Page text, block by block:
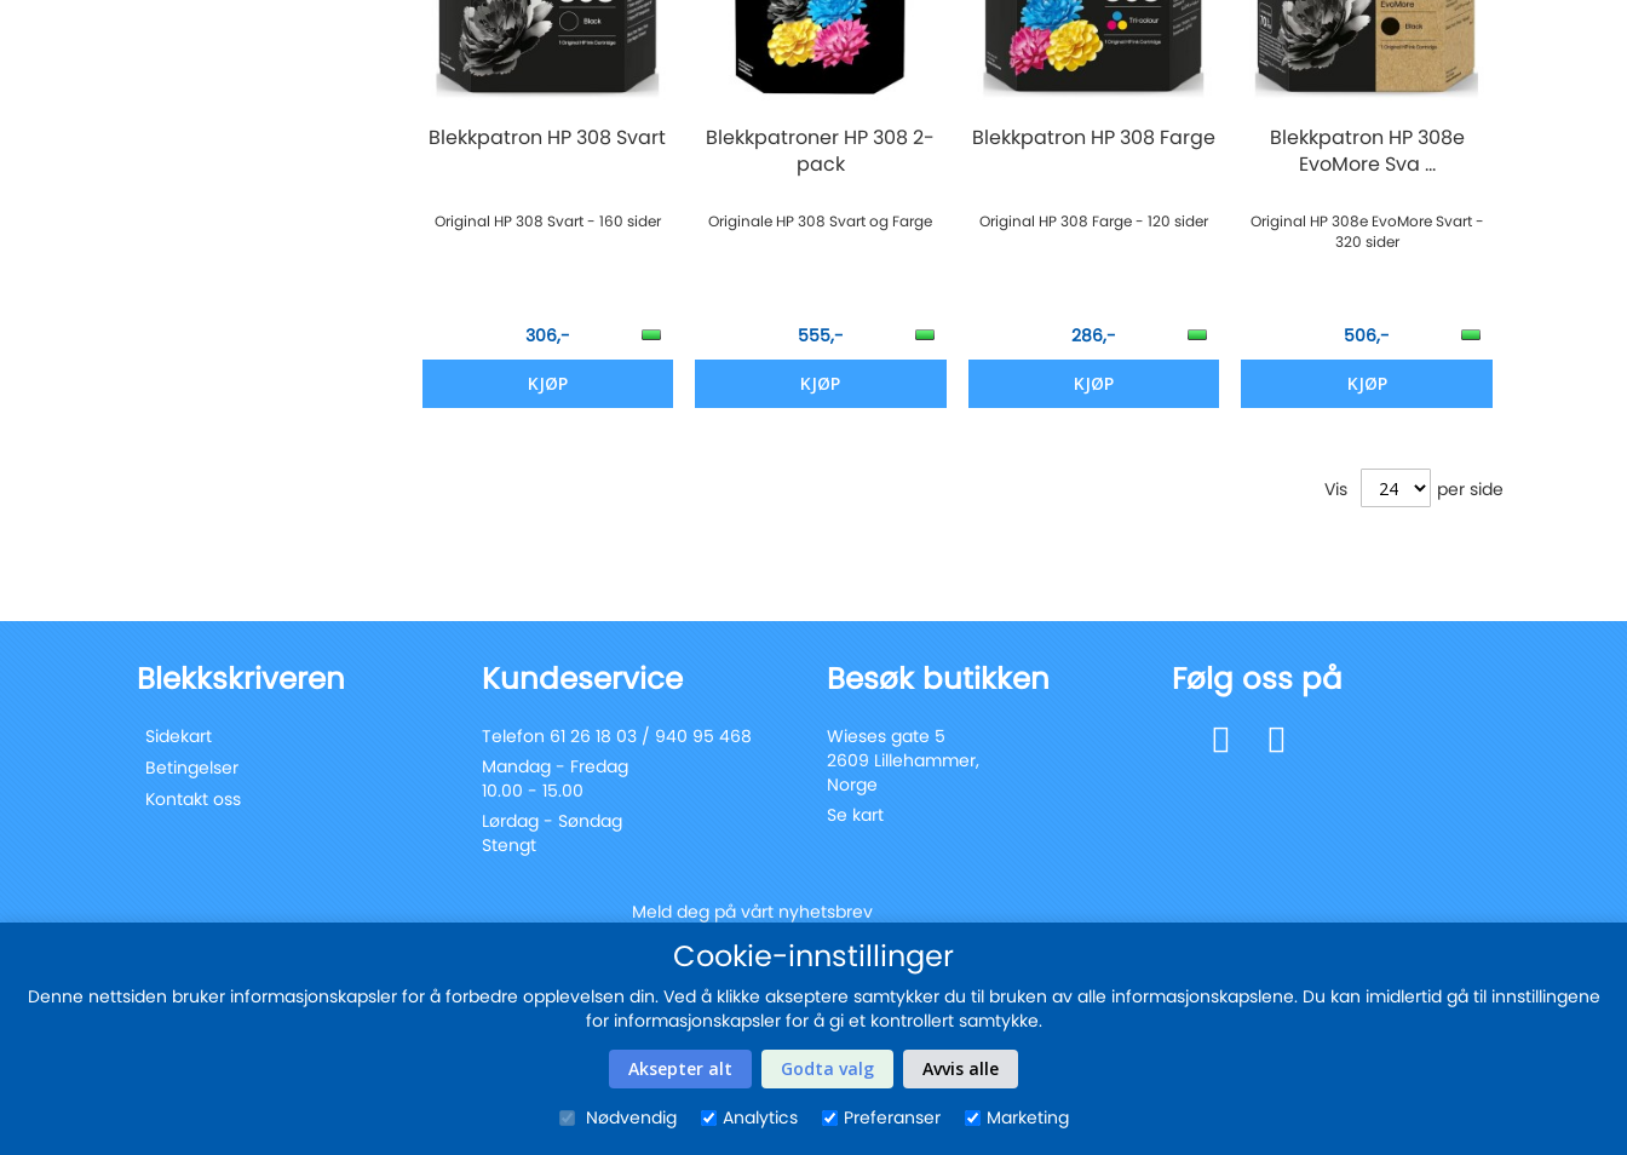
Blekkpatron HP 308 Svart
Original HP 308 Svart - 160 sider
306,-
KJØP
Blekkpatroner HP 308 2-
pack
Originale HP 308 Svart og Farge
555,-
KJØP
Blekkpatron HP 308 Farge
Original HP 308 Farge - 120 sider
286,-
KJØP
Blekkpatron HP 308e
EvoMore Sva ...
Original HP 308e EvoMore Svart -
320 sider
506,-
KJØP
Vis per side
Blekkskriveren
Sidekart
Betingelser
Kontakt oss
Kundeservice
Telefon 61 26 18 03 / 940 95 468
Mandag - Fredag
10.00 - 15.00
Lørdag - Søndag
Stengt
Besøk butikken
Wieses gate 5
2609 Lillehammer,
Norge
Se kart
Følg oss på
Meld deg på vårt nyhetsbrev
Registrer
for
vårt
Send
Sikker betaling med
Cookie-innstillinger
Denne nettsiden bruker informasjonskapsler for å forbedre opplevelsen din. Ved å klikke akseptere samtykker du til bruken av alle informasjonskapslene. Du kan imidlertid gå til innstillingene
for informasjonskapsler for å gi et kontrollert samtykke.
Aksepter alt Godta valg Avvis alle
Nødvendig Analytics Preferanser Marketing